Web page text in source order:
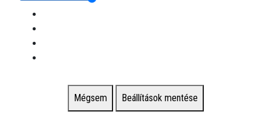
Mégsem Beállítások mentése